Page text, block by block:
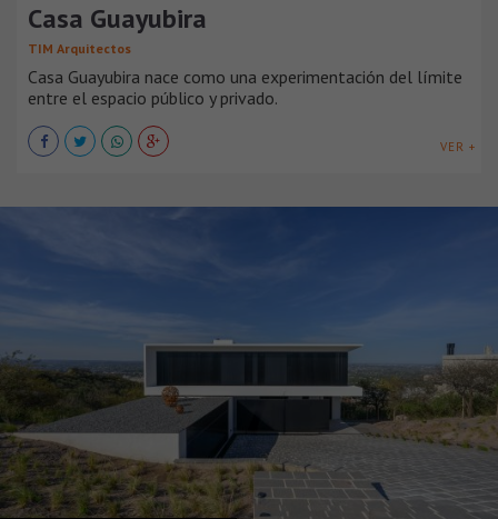
Casa Guayubira
TIM Arquitectos
Casa Guayubira nace como una experimentación del límite
entre el espacio público y privado.
VER +